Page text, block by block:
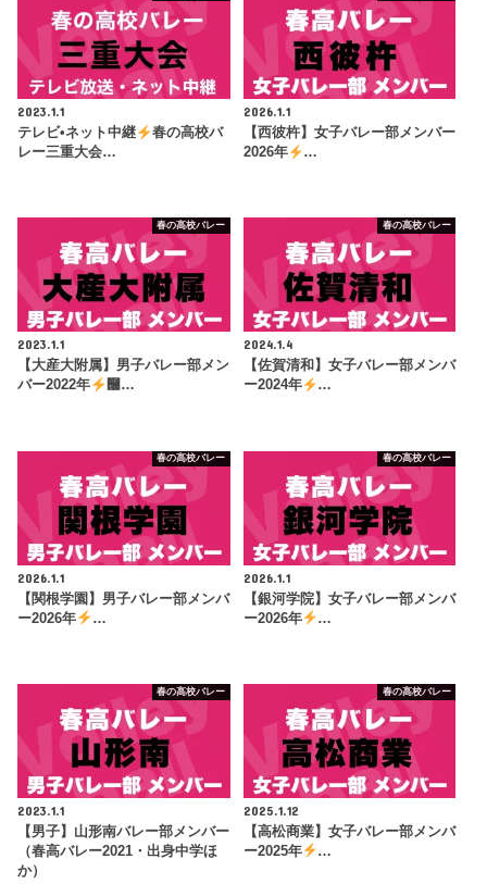
2023.1.1
テレビ•ネット中継
春の高校バ
レー三重大会…
2026.1.1
【西彼杵】女子バレー部メンバー
2026年
…
春の高校バレー
2023.1.1
【大産大附属】男子バレー部メン
バー2022年
࿠…
春の高校バレー
2024.1.4
【佐賀清和】女子バレー部メンバ
ー2024年
…
春の高校バレー
2026.1.1
【関根学園】男子バレー部メンバ
ー2026年
…
春の高校バレー
2026.1.1
【銀河学院】女子バレー部メンバ
ー2026年
…
春の高校バレー
2023.1.1
【男子】山形南バレー部メンバー
（春高バレー2021・出身中学ほ
か）
春の高校バレー
2025.1.12
【高松商業】女子バレー部メンバ
ー2025年
…